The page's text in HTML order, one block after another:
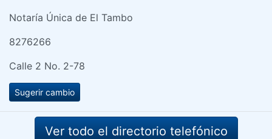
Notaría Única de El Tambo
8276266
Calle 2 No. 2-78
Sugerir cambio
Ver todo el directorio telefónico